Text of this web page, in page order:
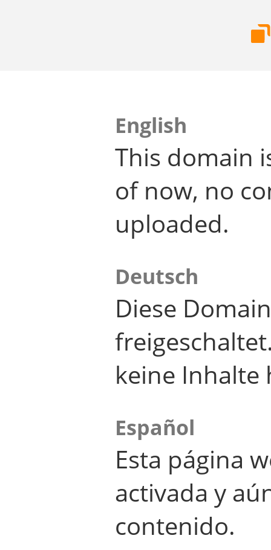
English
This domain
of now, no
uploaded.
Deutsch
Diese
keine Inhalte
Español
Esta página
activada y
contenido.